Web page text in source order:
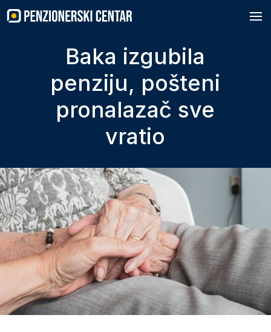
to
content
Baka izgubila
penziju, pošteni
pronalazač sve
vratio